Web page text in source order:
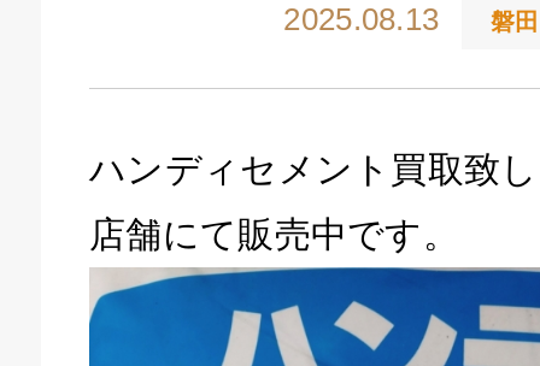
2025.08.13 磐
ハンディセメント買取致
店舗にて販売中です。